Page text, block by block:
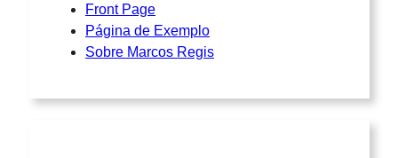
Front Page
Página de Exemplo
Sobre Marcos Regis